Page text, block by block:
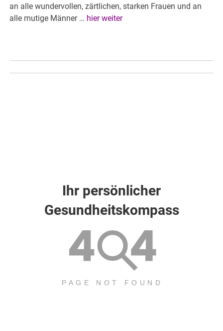
an alle wundervollen, zärtlichen, starken Frauen und an
alle mutige Männer … hier weiter
Ihr persönlicher
Gesundheitskompass